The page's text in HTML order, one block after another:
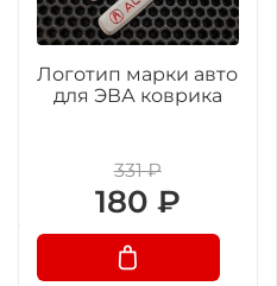
Логотип марки авто
для ЭВА коврика
331 ₽
180 ₽